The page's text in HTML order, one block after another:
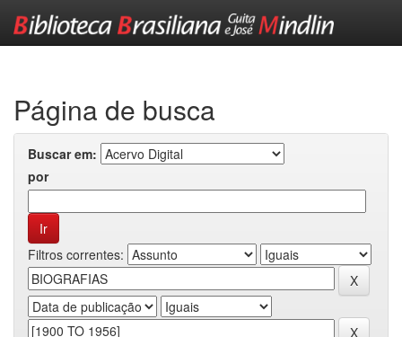
Página de busca
Buscar em:
por
Filtros correntes: